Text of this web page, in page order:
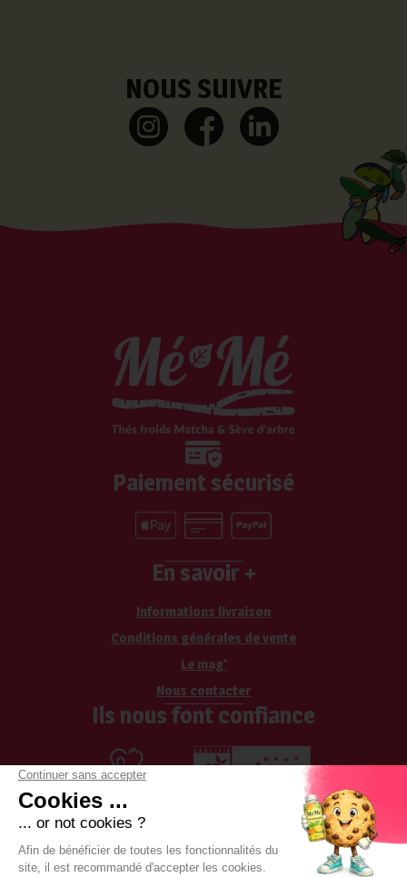
NOUS SUIVRE
Paiement sécurisé
En savoir +
Informations livraison
Conditions générales de vente
Le mag'
Nous contacter
Ils nous font confiance